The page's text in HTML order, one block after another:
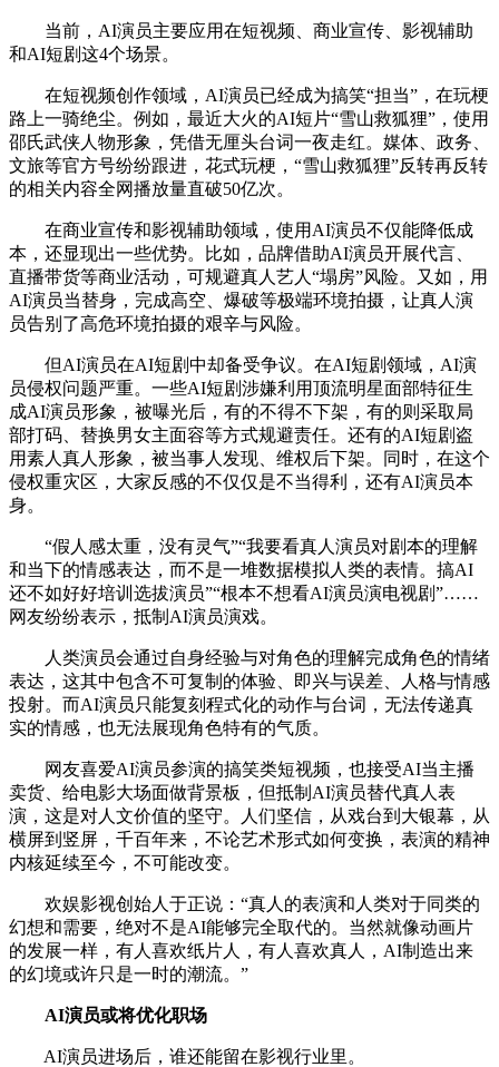
当前，AI演员主要应用在短视频、商业宣传、影视辅助
和AI短剧这4个场景。
在短视频创作领域，AI演员已经成为搞笑“担当”，在玩梗
路上一骑绝尘。例如，最近大火的AI短片“雪山救狐狸”，使用
邵氏武侠人物形象，凭借无厘头台词一夜走红。媒体、政务、
文旅等官方号纷纷跟进，花式玩梗，“雪山救狐狸”反转再反转
的相关内容全网播放量直破50亿次。
在商业宣传和影视辅助领域，使用AI演员不仅能降低成
本，还显现出一些优势。比如，品牌借助AI演员开展代言、
直播带货等商业活动，可规避真人艺人“塌房”风险。又如，用
AI演员当替身，完成高空、爆破等极端环境拍摄，让真人演
员告别了高危环境拍摄的艰辛与风险。
但AI演员在AI短剧中却备受争议。在AI短剧领域，AI演
员侵权问题严重。一些AI短剧涉嫌利用顶流明星面部特征生
成AI演员形象，被曝光后，有的不得不下架，有的则采取局
部打码、替换男女主面容等方式规避责任。还有的AI短剧盗
用素人真人形象，被当事人发现、维权后下架。同时，在这个
侵权重灾区，大家反感的不仅仅是不当得利，还有AI演员本
身。
“假人感太重，没有灵气”“我要看真人演员对剧本的理解
和当下的情感表达，而不是一堆数据模拟人类的表情。搞AI
还不如好好培训选拔演员”“根本不想看AI演员演电视剧”……
网友纷纷表示，抵制AI演员演戏。
人类演员会通过自身经验与对角色的理解完成角色的情绪
表达，这其中包含不可复制的体验、即兴与误差、人格与情感
投射。而AI演员只能复刻程式化的动作与台词，无法传递真
实的情感，也无法展现角色特有的气质。
网友喜爱AI演员参演的搞笑类短视频，也接受AI当主播
卖货、给电影大场面做背景板，但抵制AI演员替代真人表
演，这是对人文价值的坚守。人们坚信，从戏台到大银幕，从
横屏到竖屏，千百年来，不论艺术形式如何变换，表演的精神
内核延续至今，不可能改变。
欢娱影视创始人于正说：“真人的表演和人类对于同类的
幻想和需要，绝对不是AI能够完全取代的。当然就像动画片
的发展一样，有人喜欢纸片人，有人喜欢真人，AI制造出来
的幻境或许只是一时的潮流。”
AI演员或将优化职场
AI演员进场后，谁还能留在影视行业里。